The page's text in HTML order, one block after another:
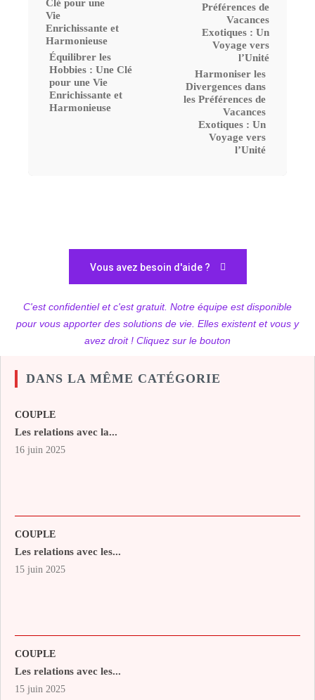
Équilibrer les
Hobbies : Une Clé
pour une Vie
Enrichissante et
Harmonieuse
Harmoniser les
Divergences dans
les Préférences de
Vacances
Exotiques : Un
Voyage vers
l’Unité
Vous avez besoin d'aide ?
C'est confidentiel et c'est gratuit. Notre équipe est disponible
pour vous apporter des solutions de vie. Elles existent et vous y
avez droit ! Cliquez sur le bouton
DANS LA MÊME CATÉGORIE
COUPLE
Les relations avec la...
16 juin 2025
COUPLE
Les relations avec les...
15 juin 2025
COUPLE
Les relations avec les...
15 juin 2025